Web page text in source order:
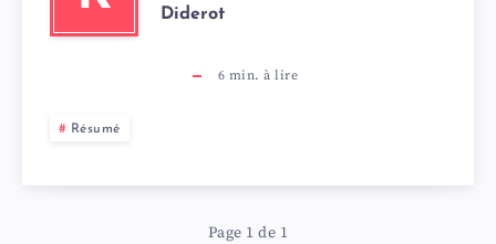
Diderot
6 min. à lire
Résumé
Page 1 de 1